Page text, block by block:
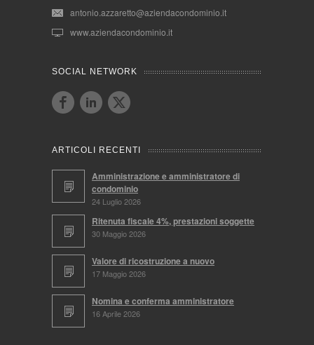
antonio.azzaretto@aziendacondominio.it
www.aziendacondominio.it
SOCIAL NETWORK
ARTICOLI RECENTI
Amministrazione e amministratore di
condominio
24 Luglio 2026
Ritenuta fiscale 4%, prestazioni soggette
30 Maggio 2026
Valore di ricostruzione a nuovo
17 Maggio 2026
Nomina e conferma amministratore
16 Aprile 2026